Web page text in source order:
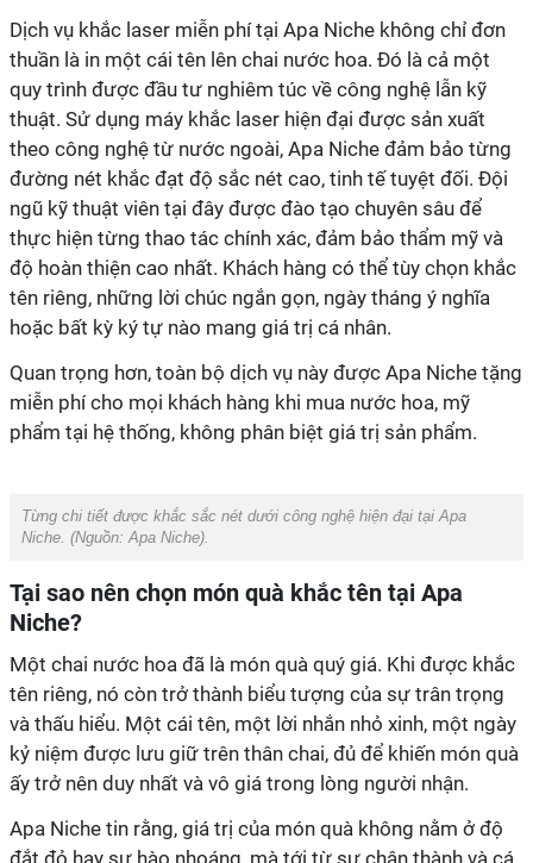
Dịch vụ khắc laser miễn phí tại Apa Niche không chỉ đơn
thuần là in một cái tên lên chai nước hoa. Đó là cả một
quy trình được đầu tư nghiêm túc về công nghệ lẫn kỹ
thuật. Sử dụng máy khắc laser hiện đại được sản xuất
theo công nghệ từ nước ngoài, Apa Niche đảm bảo từng
đường nét khắc đạt độ sắc nét cao, tinh tế tuyệt đối. Đội
ngũ kỹ thuật viên tại đây được đào tạo chuyên sâu để
thực hiện từng thao tác chính xác, đảm bảo thẩm mỹ và
độ hoàn thiện cao nhất. Khách hàng có thể tùy chọn khắc
tên riêng, những lời chúc ngắn gọn, ngày tháng ý nghĩa
hoặc bất kỳ ký tự nào mang giá trị cá nhân.
Quan trọng hơn, toàn bộ dịch vụ này được Apa Niche tặng
miễn phí cho mọi khách hàng khi mua nước hoa, mỹ
phẩm tại hệ thống, không phân biệt giá trị sản phẩm.
Từng chi tiết được khắc sắc nét dưới công nghệ hiện đại tại Apa
Niche. (Nguồn:Apa Niche).
Tại sao nên chọn món quà khắc tên tại Apa
Niche?
Một chai nước hoa đã là món quà quý giá. Khi được khắc
tên riêng, nó còn trở thành biểu tượng của sự trân trọng
và thấu hiểu. Một cái tên, một lời nhắn nhỏ xinh, một ngày
kỷ niệm được lưu giữ trên thân chai, đủ để khiến món quà
ấy trở nên duy nhất và vô giá trong lòng người nhận.
Apa Niche tin rằng, giá trị của món quà không nằm ở độ
đắt đỏ hay sự hào nhoáng, mà tới từ sự chân thành và cá